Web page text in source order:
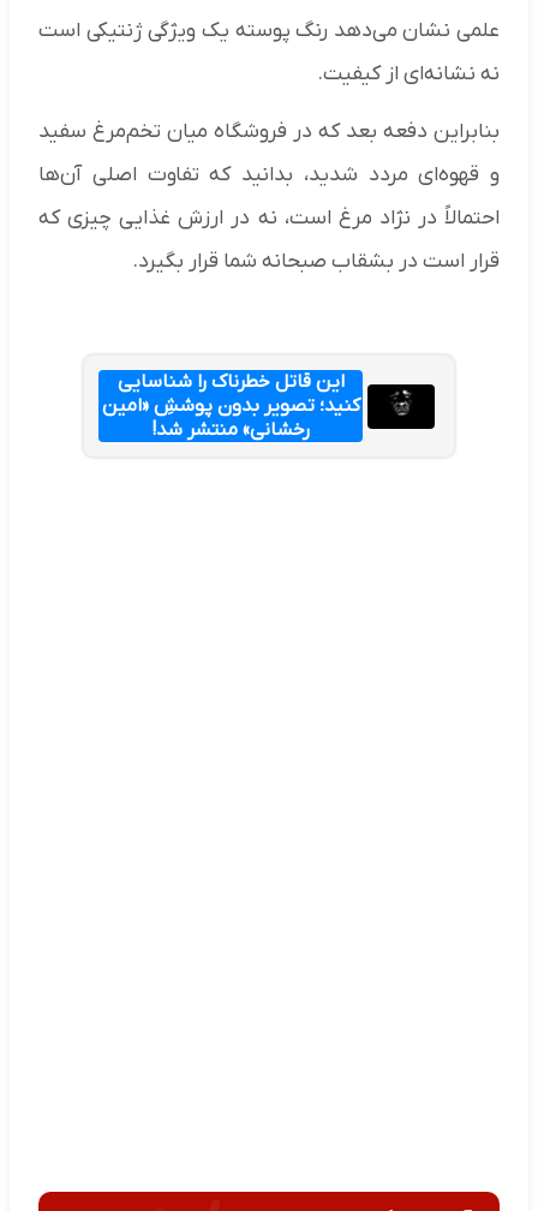
علمی نشان می‌دهد رنگ پوسته یک ویژگی ژنتیکی است
نه نشانه‌ای از کیفیت.
بنابراین دفعه بعد که در فروشگاه میان تخم‌مرغ سفید
و قهوه‌ای مردد شدید، بدانید که تفاوت اصلی آن‌ها
احتمالاً در نژاد مرغ است، نه در ارزش غذایی چیزی که
قرار است در بشقاب صبحانه شما قرار بگیرد.
این قاتل خطرناک را شناسایی
کنید؛ تصویر بدون پوششِ «امین
رخشانی» منتشر شد!